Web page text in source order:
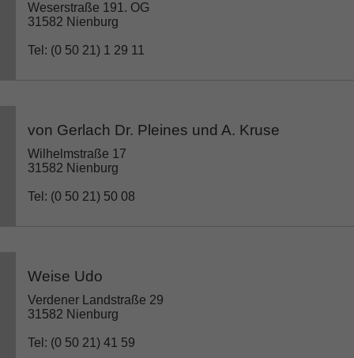
Weserstraße 191. OG
31582 Nienburg
Tel: (0 50 21) 1 29 11
von Gerlach Dr. Pleines und A. Kruse
Wilhelmstraße 17
31582 Nienburg
Tel: (0 50 21) 50 08
Weise Udo
Verdener Landstraße 29
31582 Nienburg
Tel: (0 50 21) 41 59